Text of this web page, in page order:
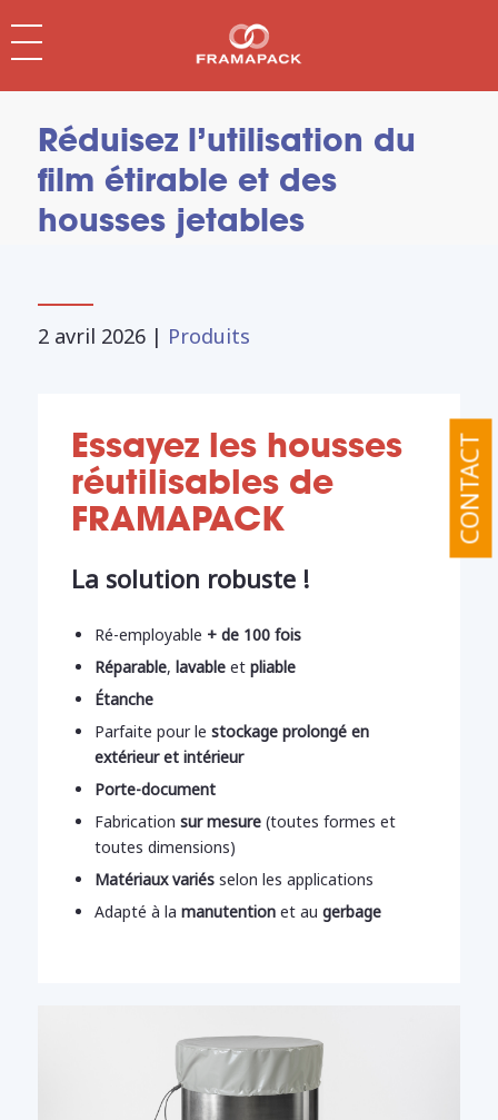
CONTACT
Réduisez l’utilisation du
film étirable et des
housses jetables
2 avril 2026 | Produits
Essayez les housses
réutilisables de
FRAMAPACK
La solution robuste !
Ré-employable + de 100 fois
Réparable, lavableet pliable
Étanche
Parfaite pour le stockage prolongé en
extérieur et intérieur
Porte-document
Fabrication sur mesure(toutes formes et
toutes dimensions)
Matériaux variésselon les applications
Adapté à la manutentionet au gerbage